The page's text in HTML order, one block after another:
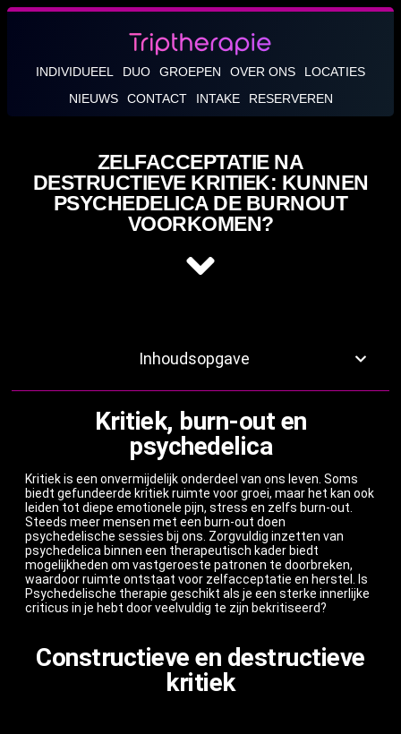
INDIVIDUEEL DUO GROEPEN OVER ONS
LOCATIES
NIEUWS
CONTACT INTAKE RESERVEREN
ZELFACCEPTATIE NA
DESTRUCTIEVE KRITIEK: KUNNEN
PSYCHEDELICA DE BURNOUT
VOORKOMEN?
Inhoudsopgave
Kritiek, burn-out en
psychedelica
Kritiek is een onvermijdelijk onderdeel van ons leven. Soms
biedt gefundeerde kritiek ruimte voor groei, maar het kan ook
leiden tot diepe emotionele pijn, stress en zelfs burn-out.
Steeds meer mensen met een burn-out doen
psychedelische sessies bij ons. Zorgvuldig inzetten van
psychedelica binnen een therapeutisch kader biedt
mogelijkheden om vastgeroeste patronen te doorbreken,
waardoor ruimte ontstaat voor zelfacceptatie en herstel. Is
Psychedelische therapie geschikt als je een sterke innerlijke
criticus in je hebt door veelvuldig te zijn bekritiseerd?
Constructieve en destructieve
kritiek